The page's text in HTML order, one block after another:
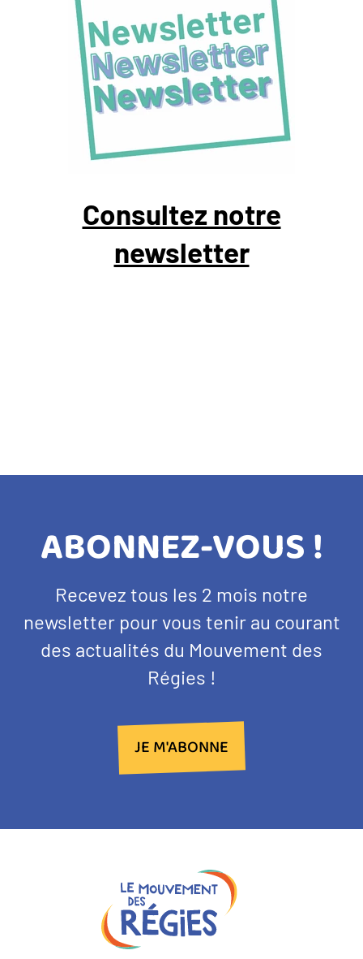
Consultez notre
newsletter
TITRE
BANDEAU
NEWSLETTER
ABONNEZ-VOUS !
Texte
d'introduction
Recevez tous les 2 mois notre
newsletter pour vous tenir au courant
des actualités du Mouvement des
Régies !
JE M'ABONNE